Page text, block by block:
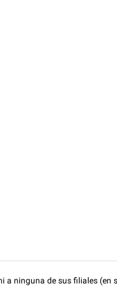
ninguna de sus filiales (en